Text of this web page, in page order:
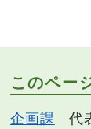
このペー
企画課 代